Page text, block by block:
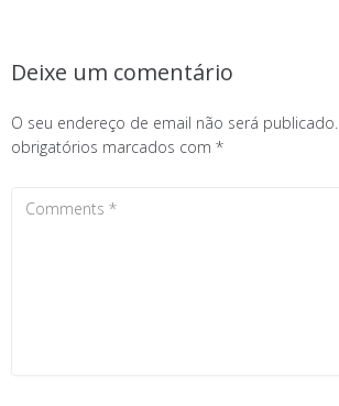
Deixe um comentário
O seu endereço de email não será publicado.
obrigatórios marcados com *